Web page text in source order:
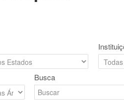
Busca